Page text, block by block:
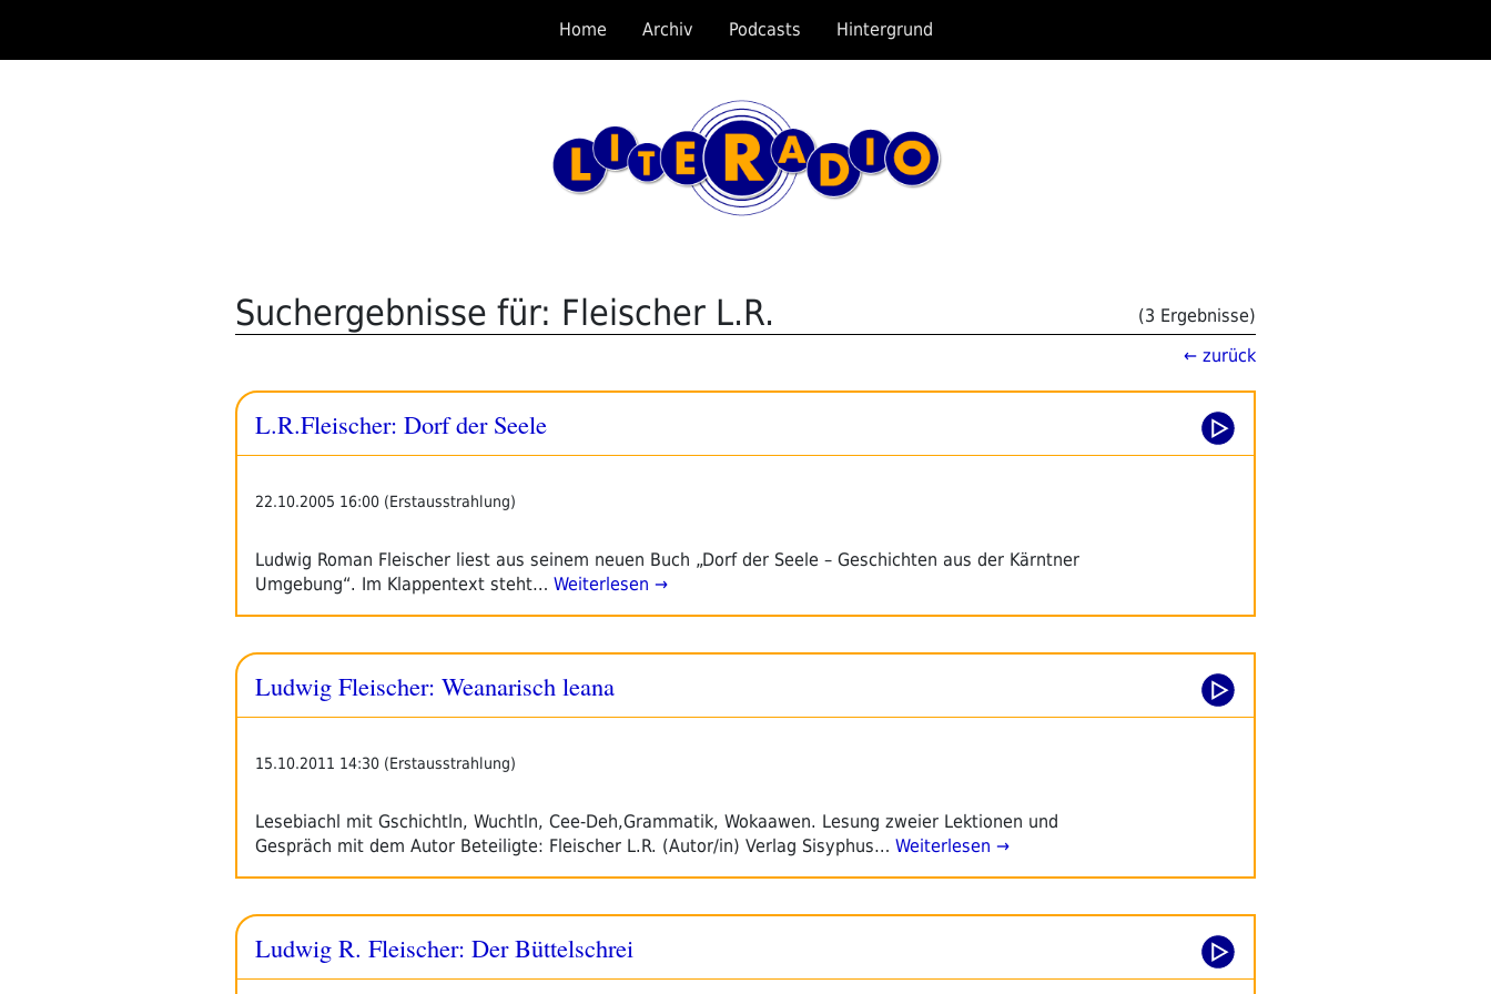
springen
Home Archiv Podcasts Hintergrund
Suchergebnisse für: Fleischer L.R.
(3 Ergebnisse)
← zurück
L.R.Fleischer: Dorf der Seele
22.10.2005 16:00 (Erstausstrahlung)
Ludwig Roman Fleischer liest aus seinem neuen Buch „Dorf der Seele – Geschichten aus der Kärntner
Umgebung“. Im Klappentext steht… Weiterlesen →
Ludwig Fleischer: Weanarisch leana
15.10.2011 14:30 (Erstausstrahlung)
Lesebiachl mit Gschichtln, Wuchtln, Cee-Deh,Grammatik, Wokaawen. Lesung zweier Lektionen und
Gespräch mit dem Autor Beteiligte: Fleischer L.R. (Autor/in) Verlag Sisyphus… Weiterlesen →
Ludwig R. Fleischer: Der Büttelschrei